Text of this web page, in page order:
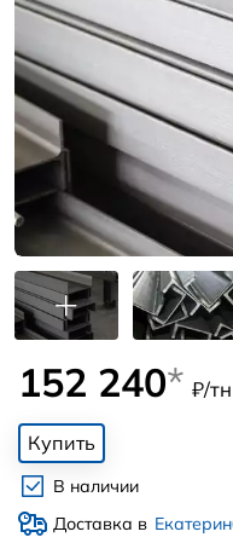
152 240* ₽/тн
Купить
В наличии
Доставка в